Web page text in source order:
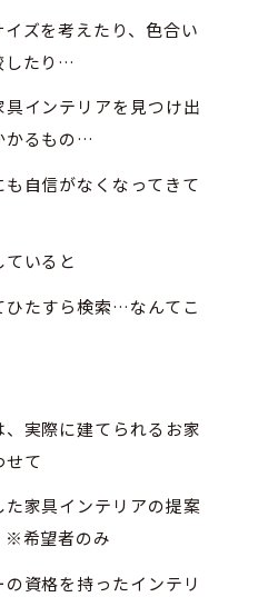
ズを考えたり、色合い
したり…
具インテリアを見つけ出
かるもの…
自信がなくなってきて
いると
たすら検索…なんてこ
実際に建てられるお家
せて
家具インテリアの提案
※希望者のみ
資格を持ったインテリ